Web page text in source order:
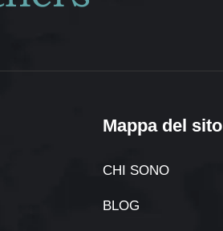
Mappa del sito
CHI SONO
BLOG